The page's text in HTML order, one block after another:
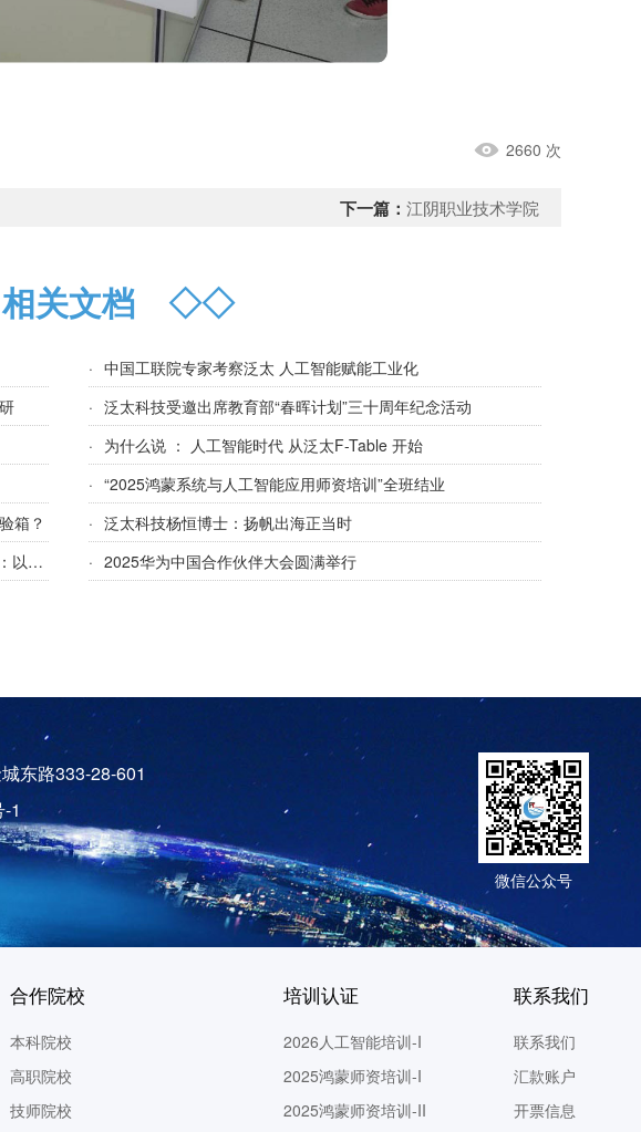
2660 次
下一篇： 江阴职业技术学院
关文档 ◇◇
· 中国工联院专家考察泛太 人工智能赋能工业化
· 泛太科技受邀出席教育部“春晖计划”三十周年纪念活动
· 为什么说 ： 人工智能时代 从泛太F-Table 开始
· “2025鸿蒙系统与人工智能应用师资培训”全班结业
箱？ · 泛太科技杨恒博士：扬帆出海正当时
发展 · 2025华为中国合作伙伴大会圆满举行
东路333-28-601
1
微信公众号
合作院校
本科院校
高职院校
技师院校
培训认证
2026人工智能培训-I
2025鸿蒙师资培训-I
2025鸿蒙师资培训-II
联系我们
联系我们
汇款账户
开票信息